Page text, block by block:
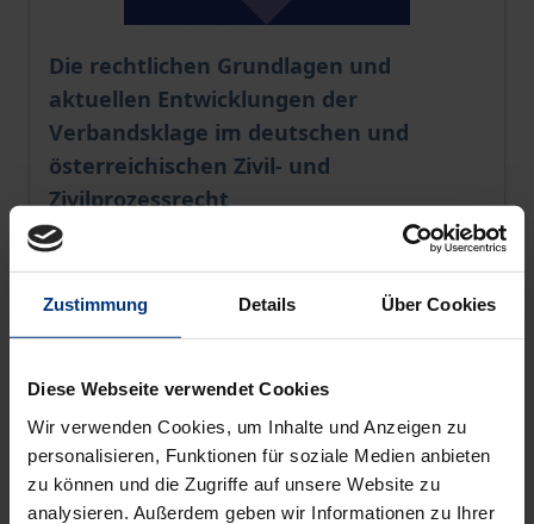
Zustimmung Details Über Cookies
Diese Webseite verwendet Cookies
Wir verwenden Cookies, um Inhalte und Anzeigen zu
personalisieren, Funktionen für soziale Medien anbieten
zu können und die Zugriffe auf unsere Website zu
analysieren. Außerdem geben wir Informationen zu Ihrer
Die rechtlichen Grundlagen und
aktuellen Entwicklungen der
Verbandsklage im deutschen und
österreichischen Zivil- und
Zivilprozessrecht
Georg Olms Verlag, 1. Auflage 2022
32,00 €inkl. MwSt.
In den Warenkorb